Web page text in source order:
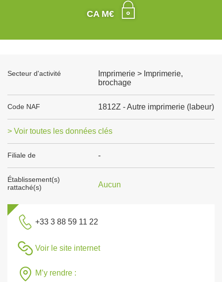
CA M€
Secteur d'activité
Imprimerie > Imprimerie,
brochage
Code NAF 1812Z - Autre imprimerie (labeur)
> Voir toutes les données clés
Filiale de -
Établissement(s)
rattaché(s)
Aucun
+33 3 88 59 11 22
Voir le site internet
M’y rendre :